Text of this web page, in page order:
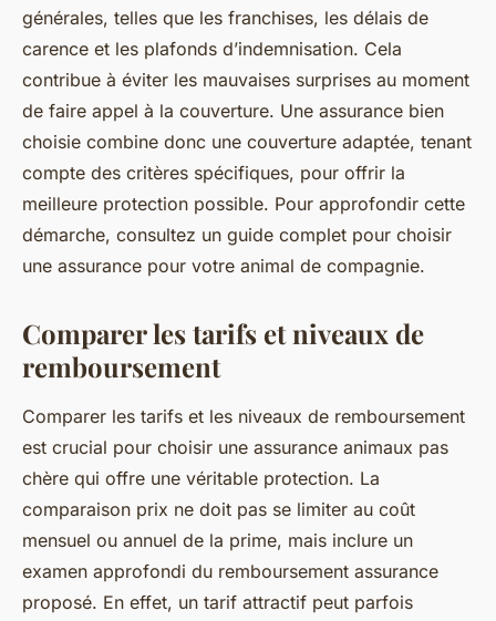
générales, telles que les franchises, les délais de
carence et les plafonds d’indemnisation. Cela
contribue à éviter les mauvaises surprises au moment
de faire appel à la couverture. Une assurance bien
choisie combine donc une couverture adaptée, tenant
compte des critères spécifiques, pour offrir la
meilleure protection possible. Pour approfondir cette
démarche, consultez un guide complet pour choisir
une assurance pour votre animal de compagnie.
Comparer les tarifs et niveaux de
remboursement
Comparer les tarifs et les niveaux de remboursement
est crucial pour choisir une assurance animaux pas
chère qui offre une véritable protection. La
comparaison prix ne doit pas se limiter au coût
mensuel ou annuel de la prime, mais inclure un
examen approfondi du remboursement assurance
proposé. En effet, un tarif attractif peut parfois